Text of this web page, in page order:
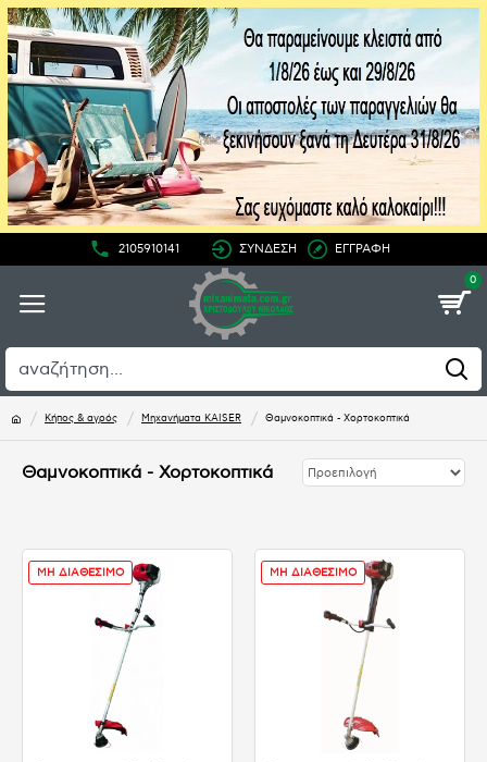
2105910141 ΣΥΝΔΕΣΗ ΕΓΓΡΑΦΗ
0
Κήπος & αγρός Μηχανήματα KAISER Θαμνοκοπτικά - Χορτοκοπτικά
Θαμνοκοπτικά - Χορτοκοπτικά
ΜΗ ΔΙΑΘΕΣΙΜΟ ΜΗ ΔΙΑΘΕΣΙΜΟ